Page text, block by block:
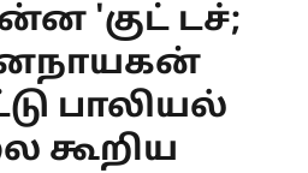
'குட் டச்;
பாலியல்
கூறிய